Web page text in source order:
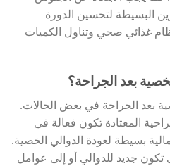
البسيطة لتحسين الدورة
نظام غذائي صحي وتناول الكميات
بعد الجراحة؟
بعد الجراحة في بعض الحالات.
المعتادة تكون فعالة في
بسيطة لعودة الدوالي الخصية.
جديد للدوالي أو إلى عوامل